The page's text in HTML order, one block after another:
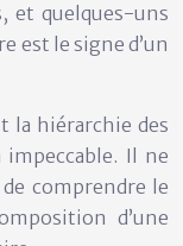
et quelques-uns
est le signe d’un
la hiérarchie des
impeccable. Il ne
de comprendre le
d’une